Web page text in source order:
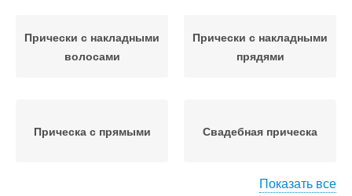
Прически с накладными
волосами
Прически с накладными
прядями
Прическа с прямыми Свадебная прическа
Показать все